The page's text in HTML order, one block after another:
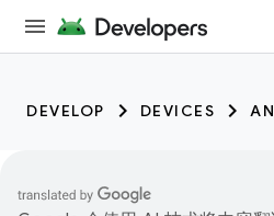
DEVELOP DEVICES